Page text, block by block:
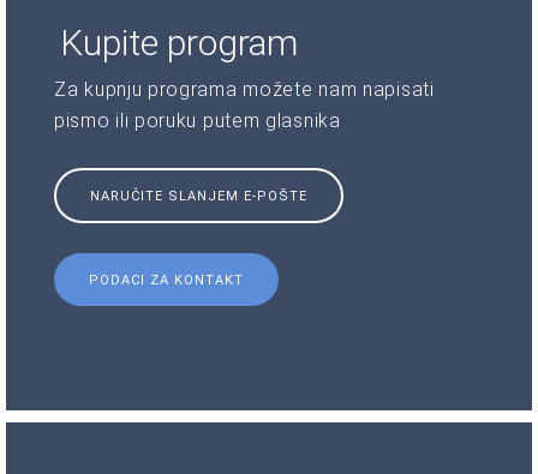
Kupite program
Za kupnju programa možete nam napisati
pismo ili poruku putem glasnika
NARUČITE SLANJEM E-POŠTE
PODACI ZA KONTAKT